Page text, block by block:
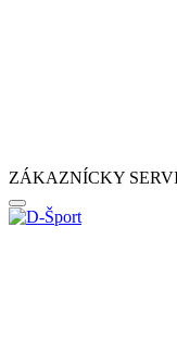
ZÁKAZNÍCKY